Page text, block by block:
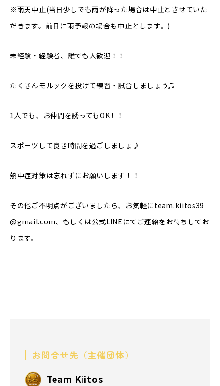
※雨天中止(当日少しでも雨が降った場合は中止とさせていた
だきます。前日に雨予報の場合も中止とします。)
未経験・経験者、誰でも大歓迎！！
たくさんモルックを投げて練習・試合しましょう♫
1人でも、お仲間を誘ってもOK！！
スポーツして良き時間を過ごしましょ♪
熱中症対策は忘れずにお願いします！！
その他ご不明点がございましたら、お気軽にteam.kiitos39
@gmail.com、もしくは公式LINE にてご連絡をお待ちしてお
ります。
お問合せ先（主催団体）
Team Kiitos